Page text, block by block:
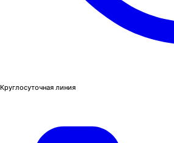
Круглосуточная линия